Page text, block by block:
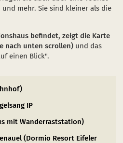
Klima
und Familien
Eifel
(NEsT) Jugendwaldheim
mehr. Sie sind kleiner als die
befindet, zeigt die Karte
nach unten scrollen) und das
einen Blick".
IP
mit Wanderraststation)
(Dormio Resort Eifeler